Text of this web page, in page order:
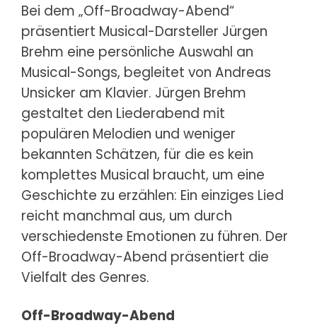
Bei dem „Off-Broadway-Abend“
präsentiert Musical-Darsteller Jürgen
Brehm eine persönliche Auswahl an
Musical-Songs, begleitet von Andreas
Unsicker am Klavier. Jürgen Brehm
gestaltet den Liederabend mit
populären Melodien und weniger
bekannten Schätzen, für die es kein
komplettes Musical braucht, um eine
Geschichte zu erzählen: Ein einziges Lied
reicht manchmal aus, um durch
verschiedenste Emotionen zu führen. Der
Off-Broadway-Abend präsentiert die
Vielfalt des Genres.
Off-Broadway-Abend